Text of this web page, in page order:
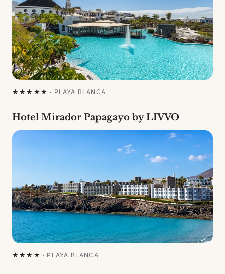
★★★★★ · PLAYA BLANCA
Hotel Mirador Papagayo by LIVVO
★★★★ · PLAYA BLANCA